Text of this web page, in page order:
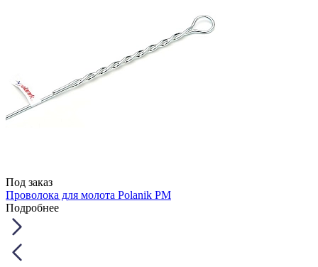
Под заказ
Проволока для молота Polanik PM
Подробнее